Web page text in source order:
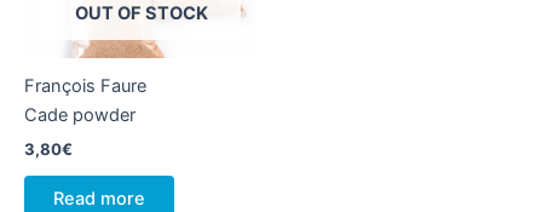
OUT OF STOCK
François Faure
Cade powder
3,80€
Read more